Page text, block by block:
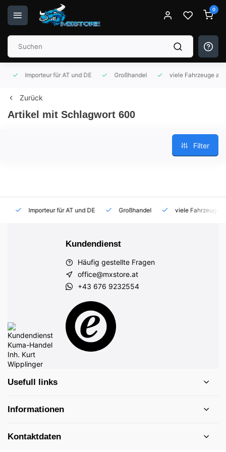
0
Importeur für AT und DE Großhandel viele Fahrzeuge auf
Zurück
Artikel mit Schlagwort 600
Filter
Importeur für AT und DE Großhandel viele Fahrzeuge auf
Kundendienst
Häufig gestellte Fragen
office@mxstore.at
+43 676 9232554
Usefull links
Informationen
Kontaktdaten